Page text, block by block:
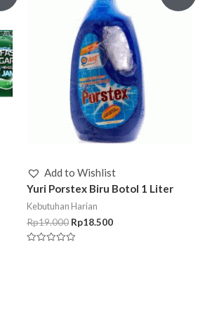
Add to Wishlist
Yuri Porstex Biru Botol 1 Liter
Kebutuhan Harian
Rp19.000 Rp18.500